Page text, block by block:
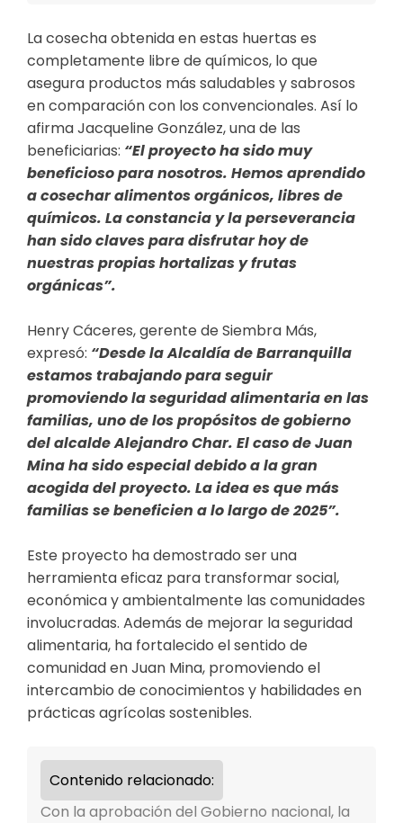
La cosecha obtenida en estas huertas es
completamente libre de químicos, lo que
asegura productos más saludables y sabrosos
en comparación con los convencionales. Así lo
afirma Jacqueline González, una de las
beneficiarias: “El proyecto ha sido muy
beneficioso para nosotros. Hemos aprendido
a cosechar alimentos orgánicos, libres de
químicos. La constancia y la perseverancia
han sido claves para disfrutar hoy de
nuestras propias hortalizas y frutas
orgánicas”.
Henry Cáceres, gerente de Siembra Más,
expresó: “Desde la Alcaldía de Barranquilla
estamos trabajando para seguir
promoviendo la seguridad alimentaria en las
familias, uno de los propósitos de gobierno
del alcalde Alejandro Char. El caso de Juan
Mina ha sido especial debido a la gran
acogida del proyecto. La idea es que más
familias se beneficien a lo largo de 2025”.
Este proyecto ha demostrado ser una
herramienta eficaz para transformar social,
económica y ambientalmente las comunidades
involucradas. Además de mejorar la seguridad
alimentaria, ha fortalecido el sentido de
comunidad en Juan Mina, promoviendo el
intercambio de conocimientos y habilidades en
prácticas agrícolas sostenibles.
Contenido relacionado:
Con la aprobación del Gobierno nacional, la